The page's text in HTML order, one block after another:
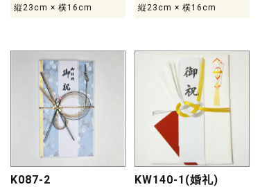
縦23cm × 横16cm
縦23cm × 横16cm
K087-2 KW140-1(婚礼)